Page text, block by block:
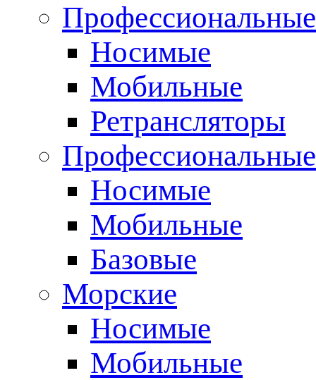
Носимые
Мобильные
Ретрансляторы
Носимые
Мобильные
Базовые
Морские
Носимые
Мобильные